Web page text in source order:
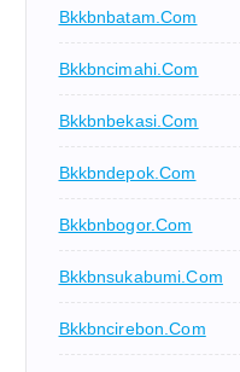
Bkkbnbatam.com
Bkkbncimahi.com
Bkkbnbekasi.com
Bkkbndepok.com
Bkkbnbogor.com
Bkkbnsukabumi.com
Bkkbncirebon.com